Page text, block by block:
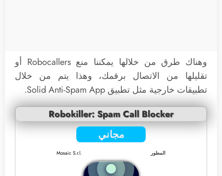
وهناك طرق من خلالها يمكننا منع Robocallers أو
تقليلها من الاتصال برقمك، وهذا يتم من خلال
تطبيقات خارجية مثل تطبيق Solid Anti-Spam App.
Robokiller: Spam Call Blocker
مجاني
المطور Mosaic S.r.l.